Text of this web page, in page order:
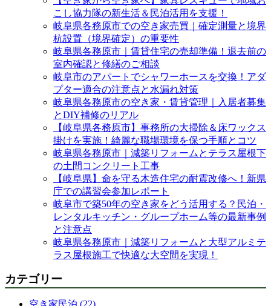
こし協力隊の新生活＆民泊活用を支援！
岐阜県各務原市での空き家売買｜確定測量と境界
杭設置（境界確定）の重要性
岐阜県各務原市｜賃貸住宅の売却準備！退去前の
室内確認と修繕のご相談
岐阜市のアパートでシャワーホースを交換！アダ
プター適合の注意点と水漏れ対策
岐阜県各務原市の空き家・賃貸管理｜入居者募集
とDIY補修のリアル
【岐阜県各務原市】事務所の大掃除＆床ワックス
掛けを実施！綺麗な職場環境を保つ手順とコツ
岐阜県各務原市｜減築リフォームとテラス屋根下
の土間コンクリート工事
【岐阜県】命を守る木造住宅の耐震改修へ！新県
庁での講習会参加レポート
岐阜市で築50年の空き家をどう活用する？民泊・
レンタルキッチン・グループホーム等の最新事例
と注意点
岐阜県各務原市｜減築リフォームと大型アルミテ
ラス屋根施工で快適な大空間を実現！
カテゴリー
空き家民泊 (22)